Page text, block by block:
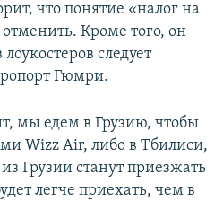
что понятие «налог на
Кроме того, он
следует
Гюмри.
мы едем в Грузию, чтобы
Wizz Air, либо в Тбилиси,
Грузии станут приезжать
легче приехать, чем в